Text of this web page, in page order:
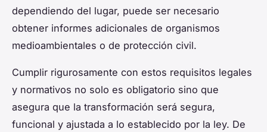
dependiendo del lugar, puede ser necesario
obtener informes adicionales de organismos
medioambientales o de protección civil.
Cumplir rigurosamente con estos requisitos legales
y normativos no solo es obligatorio sino que
asegura que la transformación será segura,
funcional y ajustada a lo establecido por la ley. De